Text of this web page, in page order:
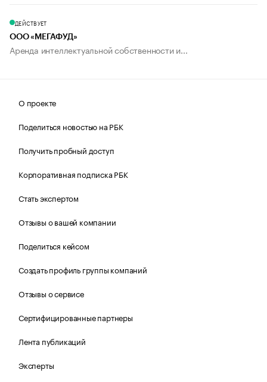
ДЕЙСТВУЕТ
ООО «МЕГАФУД»
Аренда интеллектуальной собственности и...
О проекте
Поделиться новостью на РБК
Получить пробный доступ
Корпоративная подписка РБК
Стать экспертом
Отзывы о вашей компании
Поделиться кейсом
Создать профиль группы компаний
Отзывы о сервисе
Сертифицированные партнеры
Лента публикаций
Эксперты